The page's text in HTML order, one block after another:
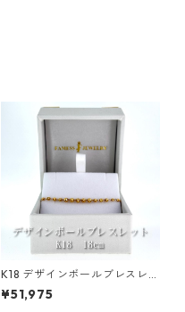
K18 デザインボールブレスレッ
ト 1.8〜2.7mm
¥51,975